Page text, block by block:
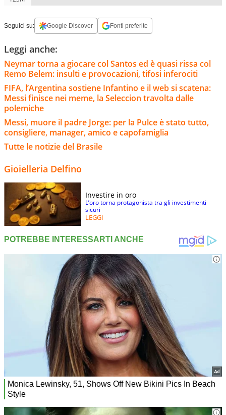
Seguici su: Google Discover Fonti preferite
Leggi anche:
Neymar torna a giocare col Santos ed è quasi rissa col
Remo Belem: insulti e provocazioni, tifosi inferociti
FIFA, l’Argentina sostiene Infantino e il web si scatena:
Messi finisce nei meme, la Seleccion travolta dalle
polemiche
Messi, muore il padre Jorge: per la Pulce è stato tutto,
consigliere, manager, amico e capofamiglia
Tutte le notizie del Brasile
Gioielleria Delfino
Investire in oro
L’oro torna protagonista tra gli investimenti
sicuri
LEGGI